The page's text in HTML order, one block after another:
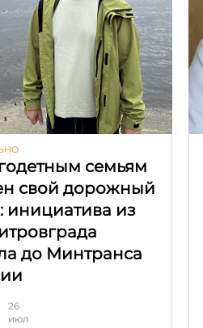
семьям
свой дорожный
инициатива из
до Минтранса
26
июл